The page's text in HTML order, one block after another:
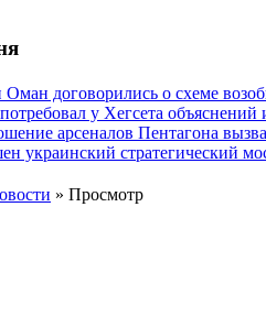
договорились о схеме
у Хегсета объяснений
арсеналов Пентагона
украинский стратегический
» Просмотр